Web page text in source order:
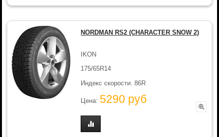
NORDMAN RS2 (CHARACTER SNOW 2)
IKON
175/65R14
Индекс скорости: 86R
Цена: 5290 руб